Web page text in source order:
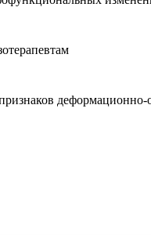
деформационно-